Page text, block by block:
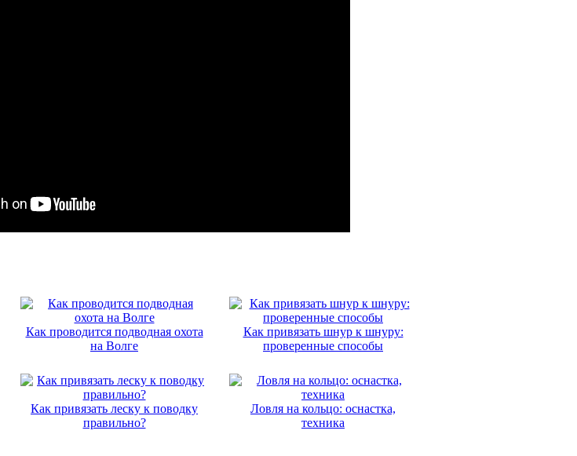
Как проводится подводная охота
на Волге
Как привязать шнур к шнуру:
проверенные способы
Как привязать леску к поводку
правильно?
Ловля на кольцо: оснастка,
техника